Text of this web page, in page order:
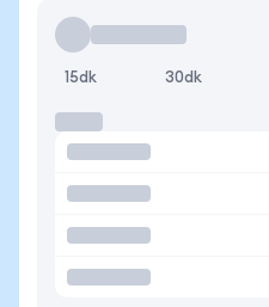
15dk 30dk